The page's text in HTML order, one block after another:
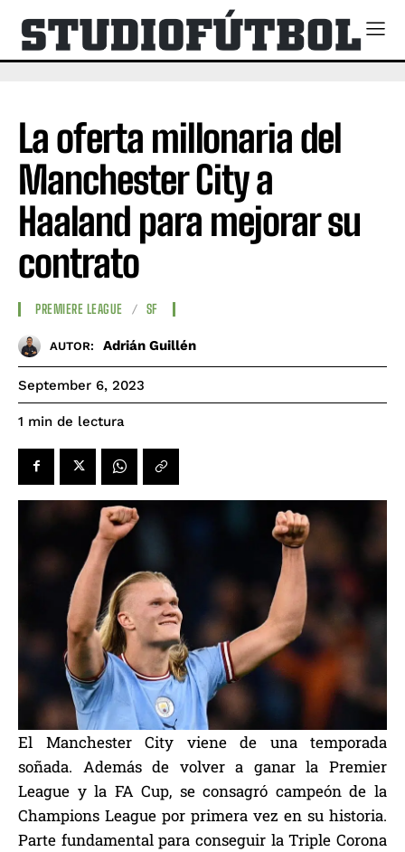
La oferta millonaria del
Manchester City a
Haaland para mejorar su
contrato
PREMIERE LEAGUE SF
AUTOR: Adrián Guillén
September 6, 2023
1 min de lectura
El Manchester City viene de una temporada
soñada. Además de volver a ganar la Premier
League y la FA Cup, se consagró campeón de la
Champions League por primera vez en su historia.
Parte fundamental para conseguir la Triple Corona